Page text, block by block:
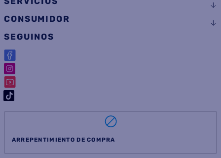
CONSUMIDOR
SEGUINOS
ARREPENTIMIENTO DE COMPRA